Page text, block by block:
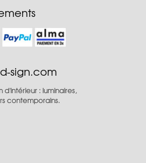
sign.com
d'intérieur : luminaires,
contemporains.